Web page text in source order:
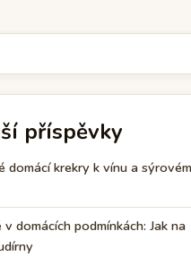
příspěvky
domácí krekry k vínu a
v domácích podmínkách: Jak na